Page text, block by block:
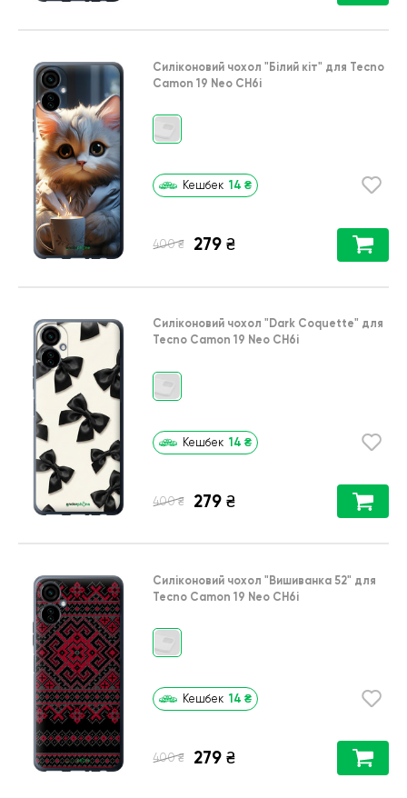
Силіконовий чохол "Білий кіт" для Tecno
Camon 19 Neo CH6i
Кешбек 14 ₴
400 ₴ 279 ₴
Силіконовий чохол "Dark Coquette" для
Tecno Camon 19 Neo CH6i
Кешбек 14 ₴
400 ₴ 279 ₴
Силіконовий чохол "Вишиванка 52" для
Tecno Camon 19 Neo CH6i
Кешбек 14 ₴
400 ₴ 279 ₴